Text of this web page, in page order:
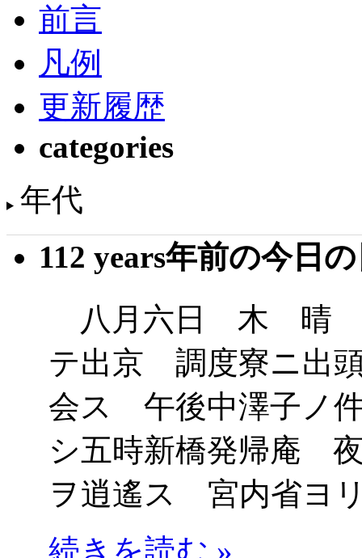
前言
凡例
更新履歴
categories
年代
112 years年前の今日
八月六日 木 晴
テ出京 調度寮ニ出
会ス 午後中澤子ノ
シ五時新橋発帰庵
ヲ逍遙ス 宮内省ヨ
続きを読む »